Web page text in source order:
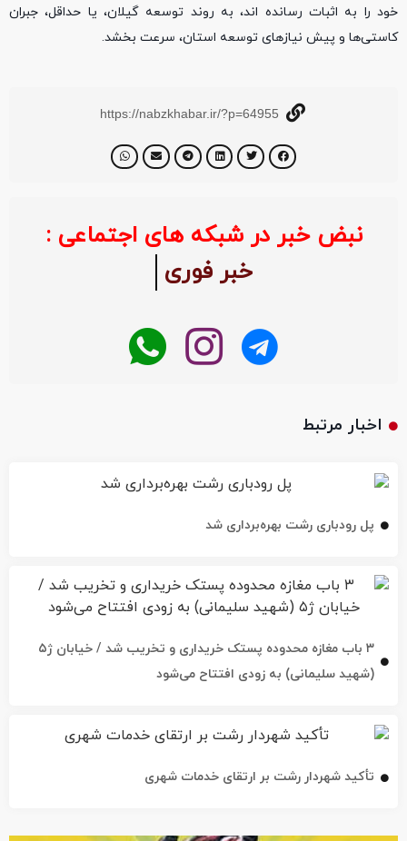
خود را به اثبات رسانده اند، به روند توسعه گیلان، یا حداقل، جبران
کاستی‌ها و پیش نیازهای توسعه استان، سرعت بخشد.
https://nabzkhabar.ir/?p=64955
نبض خبر در شبکه های اجتماعی :
خبر فوری
اخبار مرتبط
پل رودباری رشت بهره‌برداری شد
۳ باب مغازه محدوده پستک خریداری و تخریب شد / خیابان ژ۵
(شهید سلیمانی) به زودی افتتاح می‌شود
تأکید شهردار رشت بر ارتقای خدمات شهری